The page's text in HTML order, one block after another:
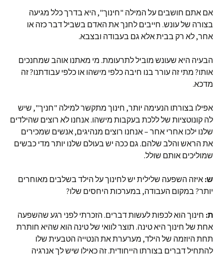
אם אתם חושבים על המילה "חינוך", היא בדרך כלל מגיעה
בצורה של עונש. חייבים לחנך את האדם בשביל דבר כזה או
אחר, לא רק בבית אלא גם בעבודה ובצבא.
הבעיה היא שעונש מוביל לתרעומת. מי מאתנו אוהב שמחנכים
אותו? מתי זה עורר בנו חיבה כלפי מישהו או כלפי עבודתנו? זה
מדכא.
אפילו בצורתו הנעימה יותר, חינוך מתקשר למילה "חניך", שיש
לה קונוטציות של ללכת בעקבות מישהו. אנחנו לא רוצים שהילדים
שלנו ילכו אחרי אחר – אנחנו רוצים מנהיגים, אנשים שמכירים
את הראש והלב שלהם. גם ככה יש בעולם שלנו יותר מדי כבשים
שמוליכים אותם שולל.
ש: איזה השפעה שלילית יש לחינוך על הילד בשלבים מאוחרים
יותר? במקום העבודה, במערכות היחסים שלו?
ת: חינוך הוא לכפות לעשות דברים. הזכרתי לפני רגע שהשפעה
אחת של חינוך היא טינה. תוצר לוואי של טינה הוא שהיא חותרת
תחת היוזמה של הילד, מערערת את הנטייה הטבעית שלו
להתחיל דברים בצורתו הייחודית. זה כאילו שיש לך אנרגיה